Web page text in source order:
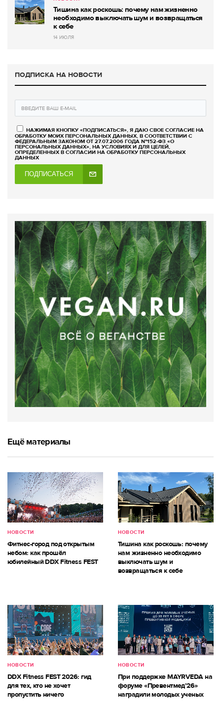
Тишина как роскошь: почему нам жизненно
необходимо выключать шум и возвращаться
к себе
14 ИЮЛЯ
ПОДПИСКА НА НОВОСТИ
НАЖИМАЯ КНОПКУ «ПОДПИСАТЬСЯ», Я ДАЮ СВОЕ СОГЛАСИЕ НА
ОБРАБОТКУ МОИХ ПЕРСОНАЛЬНЫХ ДАННЫХ, В СООТВЕТСТВИИ С
ФЕДЕРАЛЬНЫМ ЗАКОНОМ ОТ 27.07.2006 ГОДА №152-ФЗ «О
ПЕРСОНАЛЬНЫХ ДАННЫХ», НА УСЛОВИЯХ И ДЛЯ ЦЕЛЕЙ,
ОПРЕДЕЛЕННЫХ В СОГЛАСИИ НА ОБРАБОТКУ ПЕРСОНАЛЬНЫХ
ДАННЫХ
ПОДПИСАТЬСЯ
Ещё материалы
НОВОСТИ
Фитнес-город под открытым
небом: как прошёл
юбилейный DDX Fitness FEST
НОВОСТИ
Тишина как роскошь: почему
нам жизненно необходимо
выключать шум и
возвращаться к себе
НОВОСТИ
DDX Fitness FEST 2026: гид
для тех, кто не хочет
пропустить ничего
НОВОСТИ
При поддержке MAYRVEDA на
форуме «Превентмед’26»
наградили молодых ученых